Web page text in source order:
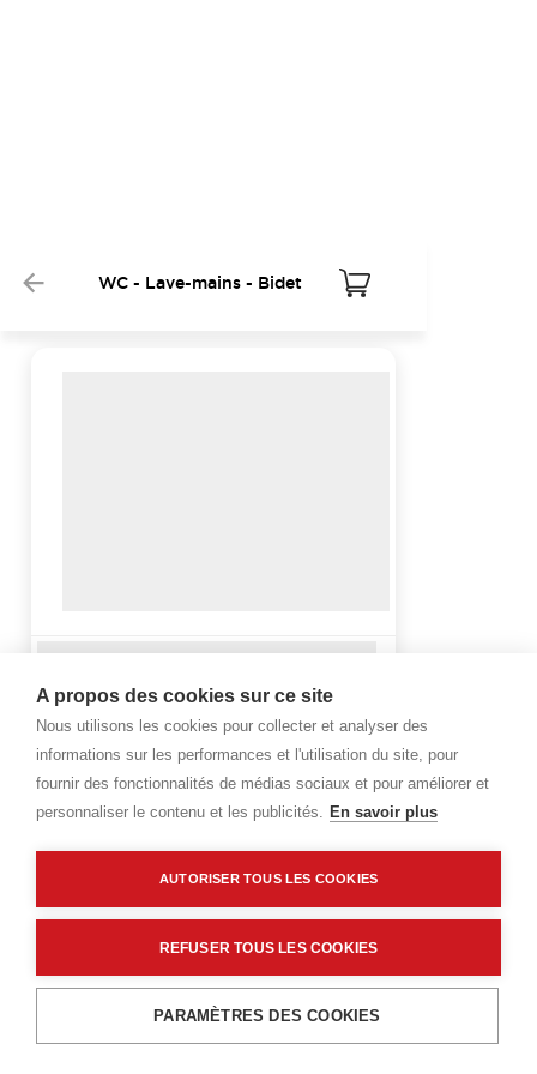
A propos des cookies sur ce site
Nous utilisons les cookies pour collecter et analyser des
informations sur les performances et l'utilisation du site, pour
fournir des fonctionnalités de médias sociaux et pour améliorer et
personnaliser le contenu et les publicités. En savoir plus
AUTORISER TOUS LES COOKIES
REFUSER TOUS LES COOKIES
PARAMÈTRES DES COOKIES
WC - Lave-mains - Bidet